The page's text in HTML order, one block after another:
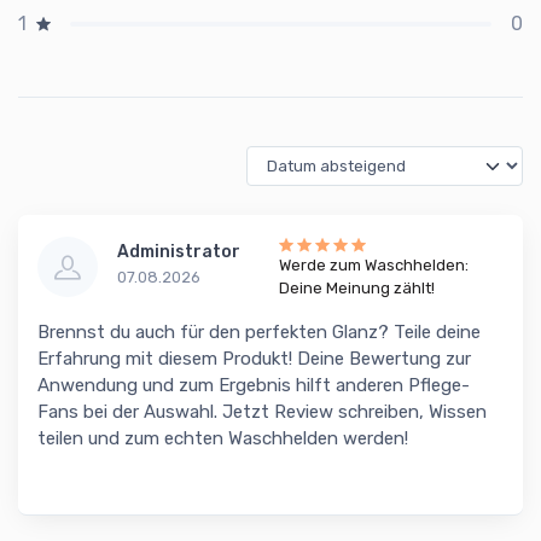
1
0
Administrator
07.08.2026
Werde zum Waschhelden:
Deine Meinung zählt!
Brennst du auch für den perfekten Glanz? Teile deine
Erfahrung mit diesem Produkt! Deine Bewertung zur
Anwendung und zum Ergebnis hilft anderen Pflege-
Fans bei der Auswahl. Jetzt Review schreiben, Wissen
teilen und zum echten Waschhelden werden!